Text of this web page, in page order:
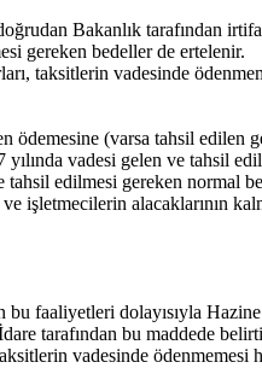
Bakanlık tarafından
gereken bedeller de ertelenir.
taksitlerin vadesinde
(varsa tahsil edilen
vadesi gelen ve tahsil
edilmesi gereken normal
işletmecilerin alacaklarının
faaliyetleri dolayısıyla
tarafından bu maddede
vadesinde